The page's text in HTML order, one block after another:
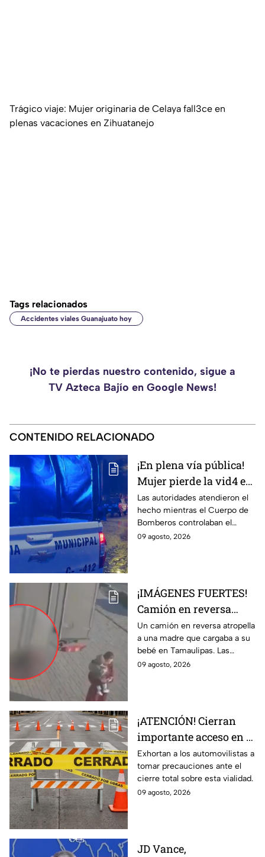
Trágico viaje: Mujer originaria de Celaya fall3ce en
plenas vacaciones en Zihuatanejo
Tags relacionados
Accidentes viales Guanajuato hoy
¡No te pierdas nuestro contenido, sigue a
TV Azteca Bajío en Google News!
CONTENIDO RELACIONADO
¡En plena vía pública!
Mujer pierde la vid4 e
incendian casa en la
colonia León I
Las autoridades atendieron el
hecho mientras el Cuerpo de
Bomberos controlaban el
siniestro.
09 agosto, 2026
¡IMÁGENES FUERTES!
Camión en reversa
ATR0PELLA a madre
que cargaba a su BEBÉ
y les pasa por encima;
así ocurrió
Un camión en reversa atropella
a una madre que cargaba a su
bebé en Tamaulipas. Las
fuertes imágenes captadas por
09 agosto, 2026
¡ATENCIÓN! Cierran
importante acceso en el
Eje Metropolitano en
León; ¿cuál es el
motivo?
Exhortan a los automovilistas a
tomar precauciones ante el
cierre total sobre esta vialidad.
09 agosto, 2026
JD Vance,